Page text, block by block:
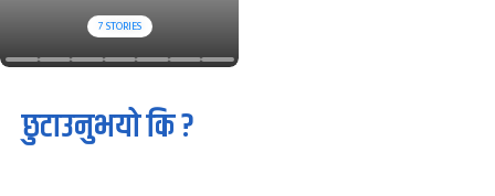
7STORIES
छुटाउनुभयो कि ?